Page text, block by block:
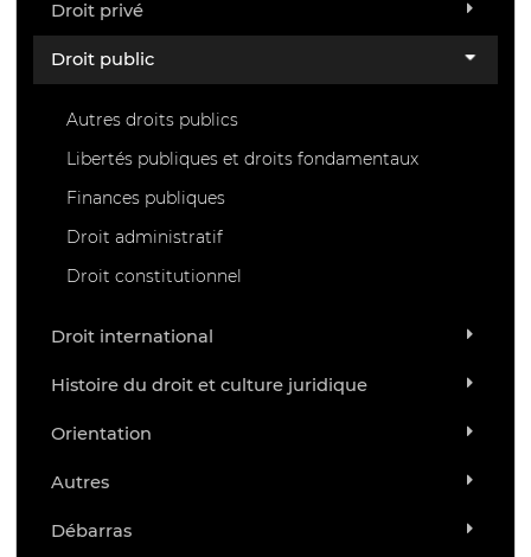
Droit privé
Droit public
Autres droits publics
Libertés publiques et droits fondamentaux
Finances publiques
Droit administratif
Droit constitutionnel
Droit international
Histoire du droit et culture juridique
Orientation
Autres
Débarras